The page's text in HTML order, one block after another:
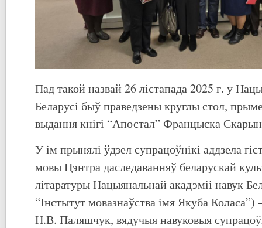
Пад такой назвай 26 лістапада 2025 г. у
Беларусі быў праведзены круглы стол,
выдання кнігі “Апостал” Францыска
У ім прынялі ўдзел супрацоўнікі аддзела
мовы Цэнтра даследаванняў беларускай
літаратуры Нацыянальнай акадэміі навук
“Інстытут мовазнаўства імя Якуба Коласа”)
Н.В. Паляшчук, вядучыя навуковыя